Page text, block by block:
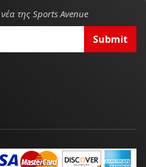
της Sports Avenue
Submit